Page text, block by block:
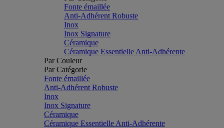
Fonte émaillée
Anti-Adhérent Robuste
Inox
Inox Signature
Céramique
Céramique Essentielle Anti-Adhérente
Par Couleur
Par Catégorie
Fonte émaillée
Anti-Adhérent Robuste
Inox
Inox Signature
Céramique
Céramique Essentielle Anti-Adhérente